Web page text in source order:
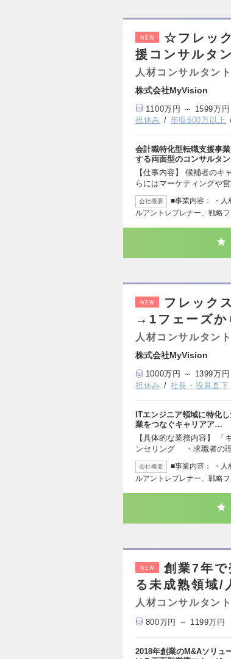
NEW
☆フレッ
援コンサルタ
人材コンサルタン
株式会社MyVision
1100万円 ～ 1599万円
祝休み
年収600万以上
会計職特化型転職支援事
する両面型のコンサルタ
【仕事内容】 候補者のキ
らにはマーケティングや
会社概要
■事業内容： ・人
ルアントレプレナー、戦略
NEW
フレック
→1フェーズ
人材コンサルタン
株式会社MyVision
1000万円 ～ 1399万円
祝休み
社長・役員直下
ITエンジニア領域に特化
業をつなぐキャリアア…
【具体的な業務内容】
ンセリング ・求職者の
会社概要
■事業内容： ・人
ルアントレプレナー、戦略
NEW
創業7年
る未成熟領域
人材コンサルタン
800万円 ～ 1199万円
2018年創業のM&Aソリュ